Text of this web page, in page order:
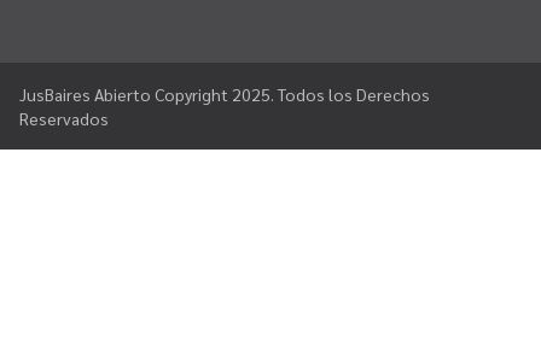
JusBaires Abierto Copyright 2025. Todos los Derechos
Reservados